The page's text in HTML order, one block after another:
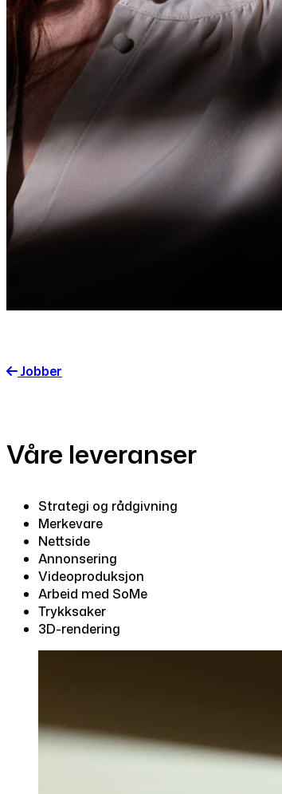
Jobber
Våre leveranser
Strategi og rådgivning
Merkevare
Nettside
Annonsering
Videoproduksjon
Arbeid med SoMe
Trykksaker
3D-rendering